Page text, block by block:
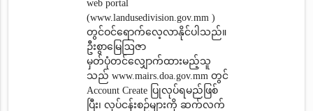
web portal
(www.landusedivision.gov.mm )
တွင်ဝင်ရောက်လေ့လာနိုင်ပါသည်။
ဦးစွာမြေဩဇာ
မှတ်ပုံတင်‌လျှောက်ထားမည့်သူ
သည် www.mairs.doa.gov.mm တွင်
Account Create ပြုလုပ်ရမည်ဖြစ်
ပြီး၊ လုပ်ငန်းစဉ်များကို ဆက်လက်